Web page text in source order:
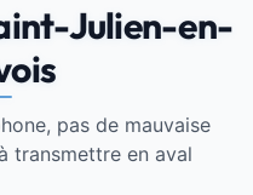
Julien-en-
pas de mauvaise
transmettre en aval